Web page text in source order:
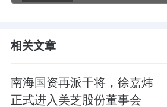
相关文章
南海国资再派干将，徐嘉炜
正式进入美芝股份董事会